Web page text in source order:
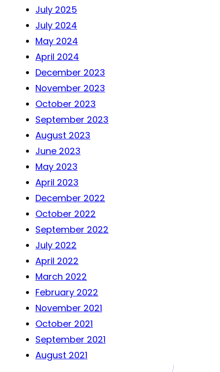
July 2025
July 2024
May 2024
April 2024
December 2023
November 2023
October 2023
September 2023
August 2023
June 2023
May 2023
April 2023
December 2022
October 2022
September 2022
July 2022
April 2022
March 2022
February 2022
November 2021
October 2021
September 2021
August 2021